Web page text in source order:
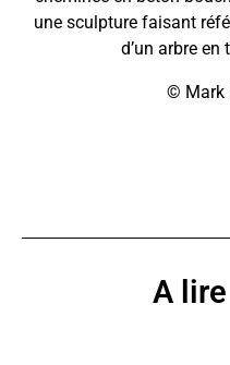
une sculpture faisant
d’un arbre
© Mark
A